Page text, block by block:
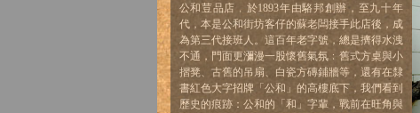
公和荳品店﹐於1893年由駱邦創辦，至九十年
代，本是公和街坊客仔的蘇老闆接手此店後，成
為第三代接班人。這百年老字號，總是擠得水洩
不通，門面更瀰漫一股懷舊氣氛﹕舊式方桌與小
摺凳、古舊的吊扇、白瓷方磚鋪牆等，還有在隸
書紅色大字招牌「公和」的高樓底下，我們看到
歷史的痕跡：公和的「和」字輩，戰前在旺角與